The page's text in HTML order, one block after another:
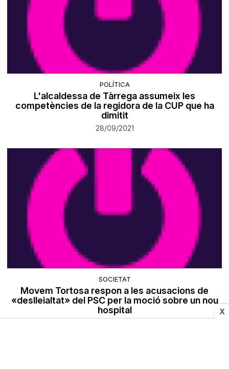
X
POLÍTICA
L'alcaldessa de Tàrrega assumeix les
competències de la regidora de la CUP que ha
dimitit
28/09/2021
SOCIETAT
Movem Tortosa respon a les acusacions de
«deslleialtat» del PSC per la moció sobre un nou
hospital